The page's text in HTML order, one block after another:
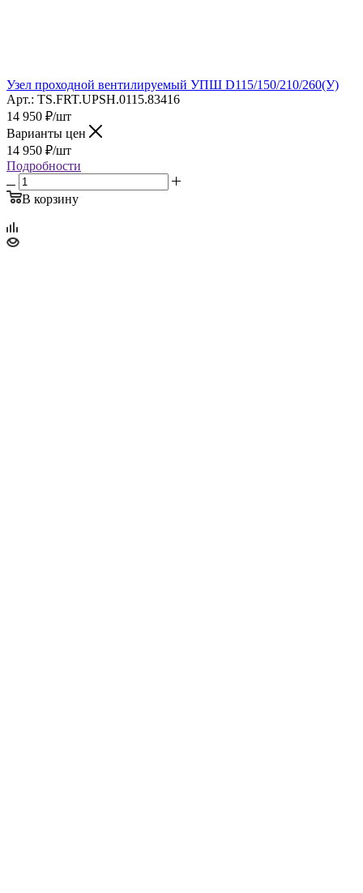
Узел проходной вентилируемый УПШ D115/150/210/260(У)
Арт.: TS.FRT.UPSH.0115.83416
14 950 ₽/шт
Варианты цен
14 950 ₽/шт
Подробности
В корзину